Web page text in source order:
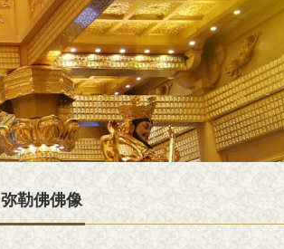
弥勒佛佛像